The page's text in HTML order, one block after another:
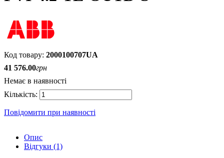
2000100707UA
41 576.00грн
Немає в наявності
Повідомити при наявності
Опис
Відгуки (1)